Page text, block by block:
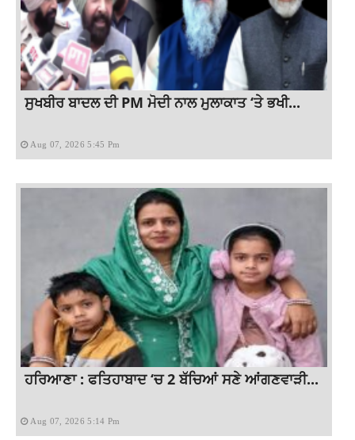
ਸੁਖਬੀਰ ਬਾਦਲ ਦੀ PM ਮੋਦੀ ਨਾਲ ਮੁਲਾਕਾਤ ‘ਤੇ ਭਖੀ...
Aug 07, 2026 5:45 Pm
ਹਰਿਆਣਾ : ਫਤਿਹਾਬਾਦ ‘ਚ 2 ਬੱਚਿਆਂ ਸਣੇ ਆਂਗਣਵਾੜੀ...
Aug 07, 2026 5:14 Pm